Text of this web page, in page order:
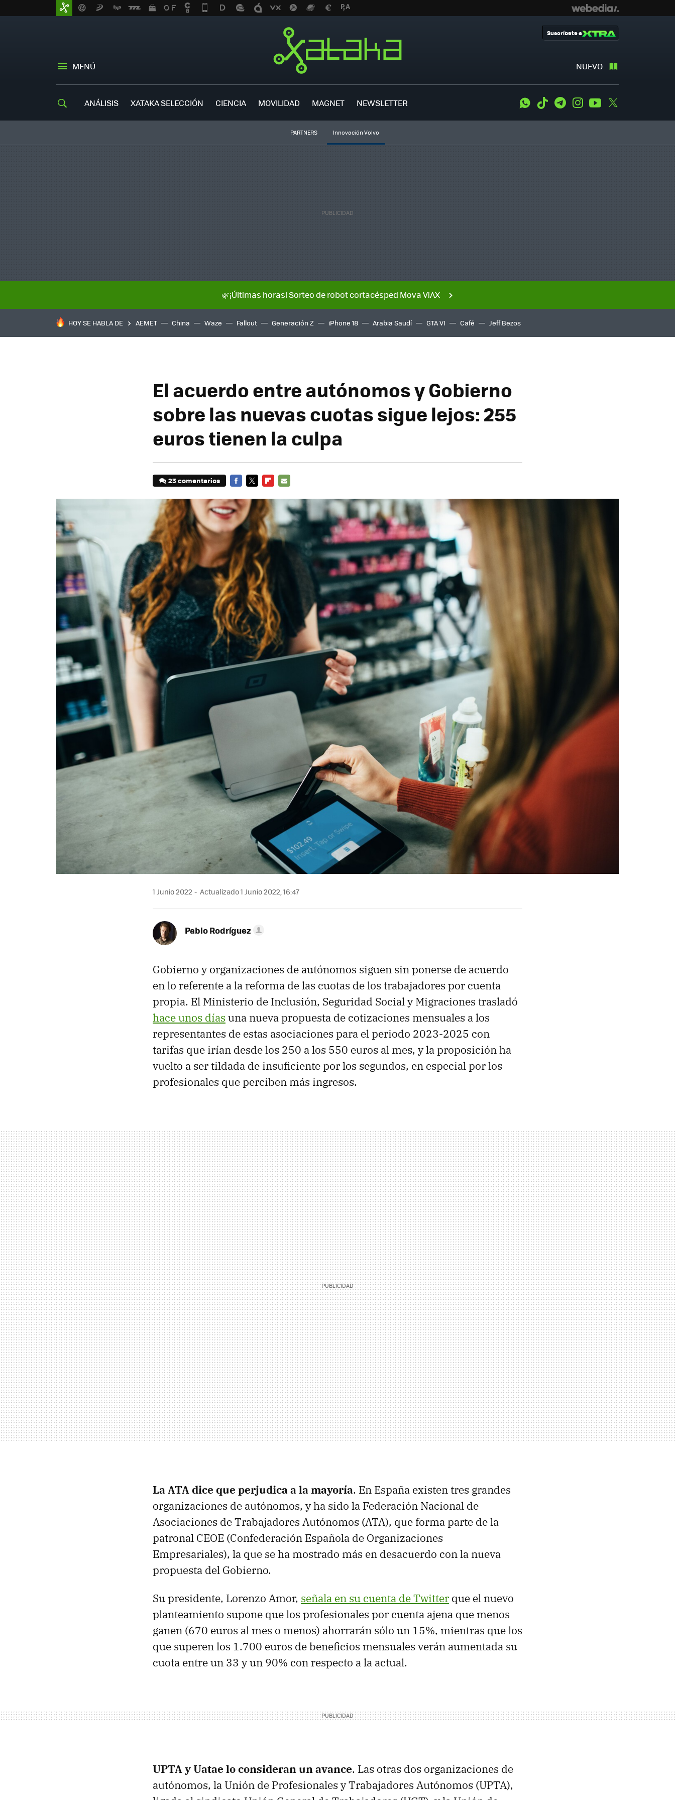
MENÚ NUEVO
Suscríbete a
ANÁLISIS XATAKA SELECCIÓN CIENCIA MOVILIDAD MAGNET NEWSLETTER WhatsApp
Tiktok TelegramInstagramYoutube
PARTNERS Innovación Volvo
🌿¡Últimas horas! Sorteo de robot cortacésped Mova ViAX
HOY SE HABLA DE AEMET China Waze Fallout Generación Z iPhone 18 Arabia Saudí GTA VI Café Jeff Bezos
El acuerdo entre autónomos y Gobierno
sobre las nuevas cuotas sigue lejos: 255
euros tienen la culpa
23 comentarios
MAIL
1 Junio 2022 Actualizado 1 Junio 2022, 16:47
Pablo Rodríguez
Gobierno y organizaciones de autónomos siguen sin ponerse de acuerdo
en lo referente a la reforma de las cuotas de los trabajadores por cuenta
propia. El Ministerio de Inclusión, Seguridad Social y Migraciones trasladó
hace unos días una nueva propuesta de cotizaciones mensuales a los
representantes de estas asociaciones para el periodo 2023-2025 con
tarifas que irían desde los 250 a los 550 euros al mes, y la proposición ha
vuelto a ser tildada de insuficiente por los segundos, en especial por los
profesionales que perciben más ingresos.
La ATA dice que perjudica a la mayoría. En España existen tres grandes
organizaciones de autónomos, y ha sido la Federación Nacional de
Asociaciones de Trabajadores Autónomos (ATA), que forma parte de la
patronal CEOE (Confederación Española de Organizaciones
Empresariales), la que se ha mostrado más en desacuerdo con la nueva
propuesta del Gobierno.
Su presidente, Lorenzo Amor, señala en su cuenta de Twitter que el nuevo
planteamiento supone que los profesionales por cuenta ajena que menos
ganen (670 euros al mes o menos) ahorrarán sólo un 15%, mientras que los
que superen los 1.700 euros de beneficios mensuales verán aumentada su
cuota entre un 33 y un 90% con respecto a la actual.
UPTA y Uatae lo consideran un avance. Las otras dos organizaciones de
autónomos, la Unión de Profesionales y Trabajadores Autónomos (UPTA),